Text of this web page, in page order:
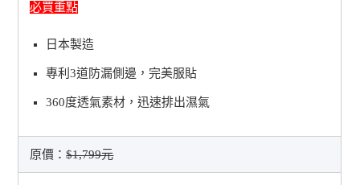
必買重點
日本製造
專利3道防漏側邊，完美服貼
360度透氣素材，迅速排出濕氣
原價：$1,799元